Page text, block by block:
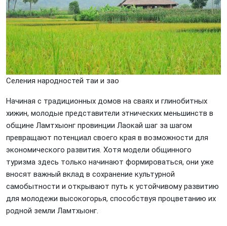
Селения народностей таи и зао
Начиная с традиционных домов на сваях и глинобитных
хижин, молодые представители этнических меньшинств в
общине Ламтхыонг провинции Лаокай шаг за шагом
превращают потенциал своего края в возможности для
экономического развития. Хотя модели общинного
туризма здесь только начинают формироваться, они уже
вносят важный вклад в сохранение культурной
самобытности и открывают путь к устойчивому развитию
для молодежи высокогорья, способствуя процветанию их
родной земли Ламтхыонг.